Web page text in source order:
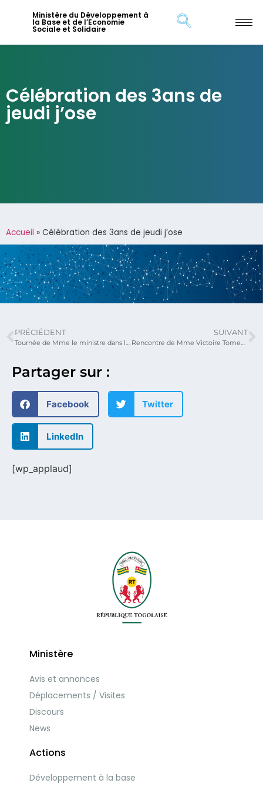
Ministère du Développement à
la Base et de l’Economie
Sociale et Solidaire
Célébration des 3ans de
jeudi j’ose
Accueil » Célébration des 3ans de jeudi j’ose
Partager sur :
Facebook Twitter
LinkedIn
[wp_applaud]
PRÉCIÉDENT
Tournée de Mme le ministre dans la Maritime
SUIVANT
Rencontre de Mme Victoire Tomegah Dogbé avec les volontaires internationaux de réciprocité
Ministère
Avis et annonces
Déplacements / Visites
Discours
News
Actions
Développement à la base